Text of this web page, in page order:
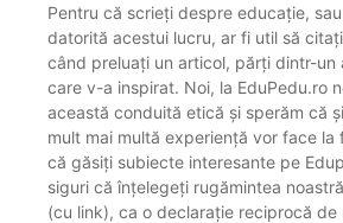
Pentru că scrieți despre educație,
datorită acestui lucru, ar fi util să
când preluați un articol, părți dintr-un
care v-a inspirat. Noi, la EduPedu.ro
această conduită etică și sperăm că
mult mai multă experiență vor face la
că găsiți subiecte interesante pe
siguri că înțelegeți rugămintea
(cu link), ca o declarație reciprocă de